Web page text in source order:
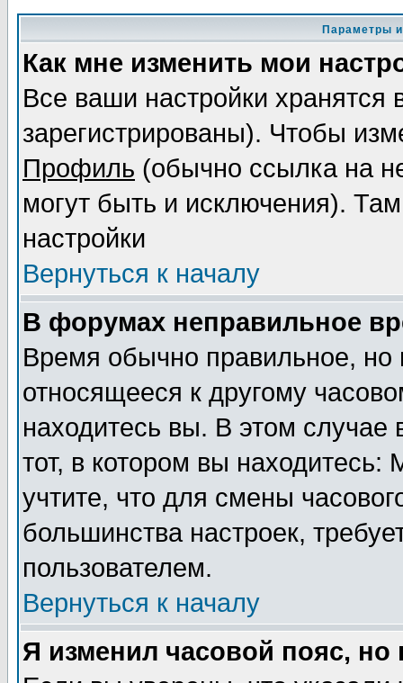
Параметры
Как мне изменить мои
Все ваши настройки
зарегистрированы). Чтобы
Профиль (обычно ссылка на
могут быть и исключения).
настройки
Вернуться к началу
В форумах неправильное
Время обычно правильное,
относящееся к другому
находитесь вы. В этом
тот, в котором вы
учтите, что для смены
большинства настроек,
пользователем.
Вернуться к началу
Я изменил часовой пояс,